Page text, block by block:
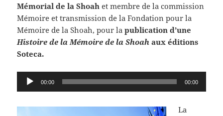
Mémorial de la Shoahet membre de la commission
Mémoire et transmission de la Fondation pour la
Mémoire de la Shoah, pour lapublication d’une
Histoire de la Mémoire de la Shoah aux éditions
Soteca.
Lecteur
audio
00:00 00:00
La